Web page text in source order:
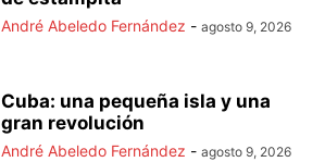
André Abeledo Fernández - agosto 9, 2026
Cuba: una pequeña isla y una
gran revolución
André Abeledo Fernández - agosto 9, 2026